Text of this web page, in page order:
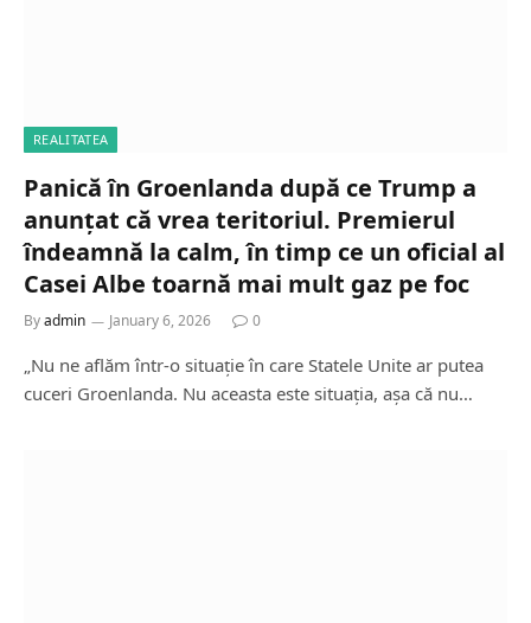
REALITATEA
Panică în Groenlanda după ce Trump a
anunțat că vrea teritoriul. Premierul
îndeamnă la calm, în timp ce un oficial al
Casei Albe toarnă mai mult gaz pe foc
Byadmin January 6, 2026 0
„Nu ne aflăm într-o situație în care Statele Unite ar putea
cuceri Groenlanda. Nu aceasta este situația, așa că nu…